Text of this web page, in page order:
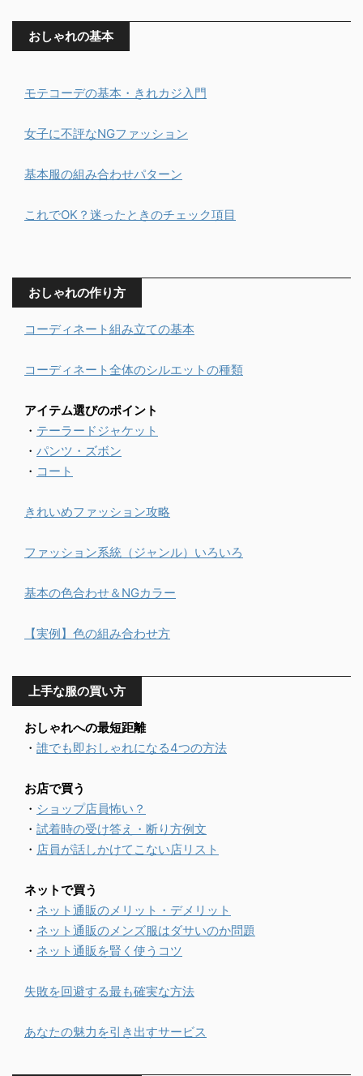
おしゃれの基本
モテコーデの基本・きれカジ入門
女子に不評なNGファッション
基本服の組み合わせパターン
これでOK？迷ったときのチェック項目
おしゃれの作り方
コーディネート組み立ての基本
コーディネート全体のシルエットの種類
アイテム選びのポイント
・ テーラードジャケット
・ パンツ・ズボン
・ コート
きれいめファッション攻略
ファッション系統（ジャンル）いろいろ
基本の色合わせ＆NGカラー
【実例】色の組み合わせ方
上手な服の買い方
おしゃれへの最短距離
・ 誰でも即おしゃれになる4つの方法
お店で買う
・ ショップ店員怖い？
・ 試着時の受け答え・断り方例文
・ 店員が話しかけてこない店リスト
ネットで買う
・ ネット通販のメリット・デメリット
・ ネット通販のメンズ服はダサいのか問題
・ ネット通販を賢く使うコツ
失敗を回避する最も確実な方法
あなたの魅力を引き出すサービス